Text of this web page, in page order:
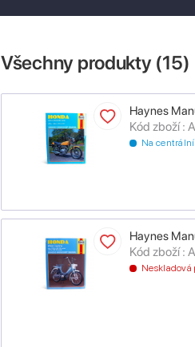
Všechny produkty (15)
Haynes
Kód zboží :
Na
Haynes
Kód zboží :
Neskladová